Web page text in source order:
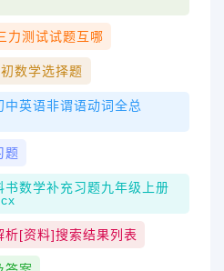
力测试试题互哪
数学选择题
英语非谓语动词全总
题
数学补充习题九年级上册
析[资料]搜索结果列表